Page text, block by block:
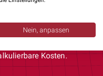
Kosten.
Nein, anpassen